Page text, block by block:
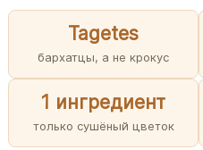
Tagetes
бархатцы, а не крокус
1 ингредиент
только сушёный цветок